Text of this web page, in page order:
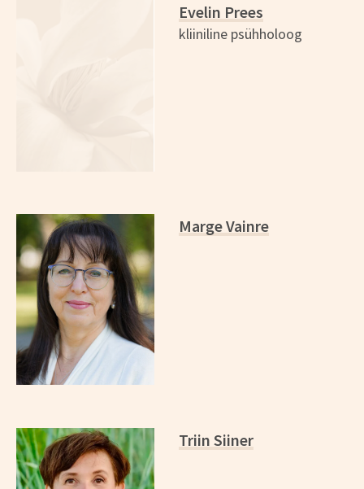
Evelin Prees
kliiniline psühholoog
Marge Vainre
Triin Siiner